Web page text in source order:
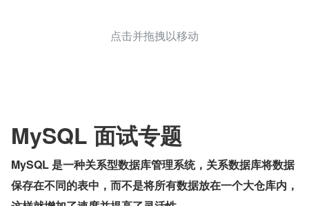
点击并拖拽以移动
MySQL 面试专题
MySQL 是一种关系型数据库管理系统，关系数据库将数据
保存在不同的表中，而不是将所有数据放在一个大仓库内，